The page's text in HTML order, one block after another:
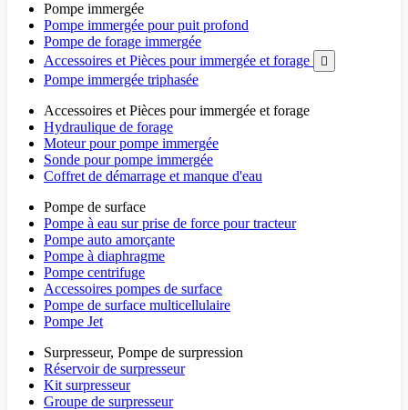
Pompe immergée
Pompe immergée pour puit profond
Pompe de forage immergée
Accessoires et Pièces pour immergée et forage

Pompe immergée triphasée
Accessoires et Pièces pour immergée et forage
Hydraulique de forage
Moteur pour pompe immergée
Sonde pour pompe immergée
Coffret de démarrage et manque d'eau
Pompe de surface
Pompe à eau sur prise de force pour tracteur
Pompe auto amorçante
Pompe à diaphragme
Pompe centrifuge
Accessoires pompes de surface
Pompe de surface multicellulaire
Pompe Jet
Surpresseur, Pompe de surpression
Réservoir de surpresseur
Kit surpresseur
Groupe de surpresseur